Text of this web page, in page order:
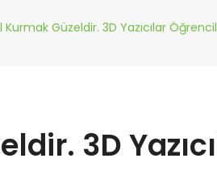
Kurmak Güzeldir. 3D Yazıcılar
3D